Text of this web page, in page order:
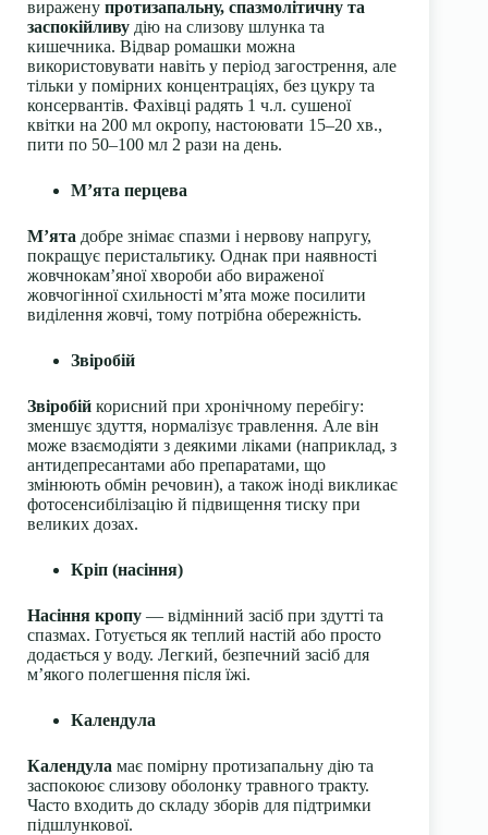
виражену протизапальну, спазмолітичну та
заспокійливу дію на слизову шлунка та
кишечника. Відвар ромашки можна
використовувати навіть у період загострення, але
тільки у помірних концентраціях, без цукру та
консервантів. Фахівці радять 1 ч.л. сушеної
квітки на 200 мл окропу, настоювати 15–20 хв.,
пити по 50–100 мл 2 рази на день.
М’ята перцева
М’ята добре знімає спазми і нервову напругу,
покращує перистальтику. Однак при наявності
жовчнокам’яної хвороби або вираженої
жовчогінної схильності м’ята може посилити
виділення жовчі, тому потрібна обережність.
Звіробій
Звіробій корисний при хронічному перебігу:
зменшує здуття, нормалізує травлення. Але він
може взаємодіяти з деякими ліками (наприклад, з
антидепресантами або препаратами, що
змінюють обмін речовин), а також іноді викликає
фотосенсибілізацію й підвищення тиску при
великих дозах.
Кріп (насіння)
Насіння кропу — відмінний засіб при здутті та
спазмах. Готується як теплий настій або просто
додається у воду. Легкий, безпечний засіб для
м’якого полегшення після їжі.
Календула
Календула має помірну протизапальну дію та
заспокоює слизову оболонку травного тракту.
Часто входить до складу зборів для підтримки
підшлункової.